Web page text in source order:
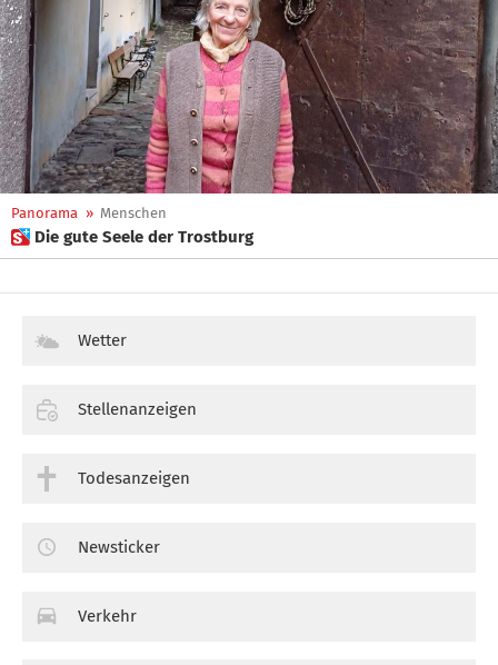
Panorama » Menschen
 Die gute Seele der Trostburg
Wetter
Stellenanzeigen
Todesanzeigen
Newsticker
Verkehr